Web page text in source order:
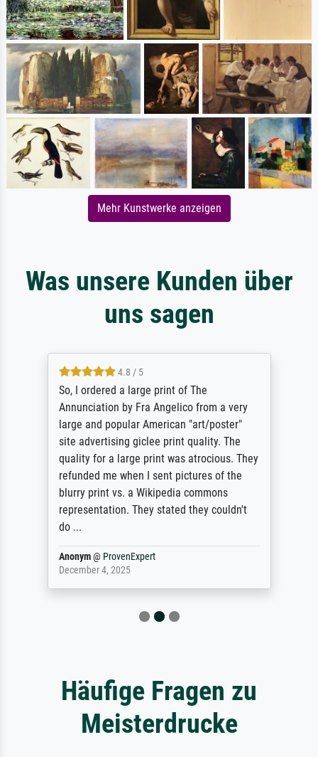
Mehr Kunstwerke anzeigen
Was unsere Kunden über
uns sagen
4.8 / 5
So, I ordered a large print of The
Annunciation by Fra Angelico from a very
large and popular American "art/poster"
site advertising giclee print quality. The
quality for a large print was atrocious. They
refunded me when I sent pictures of the
blurry print vs. a Wikipedia commons
representation. They stated they couldn't
do ...
Anonym@ ProvenExpert
December 4, 2025
Häufige Fragen zu
Meisterdrucke